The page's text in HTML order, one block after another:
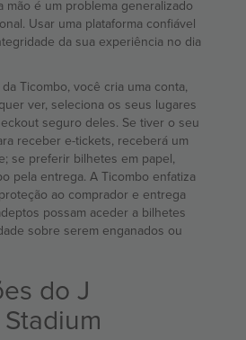
mão é um problema generalizado
Usar uma plataforma confiável
da sua experiência no dia
Ticombo, você cria uma conta,
ver, seleciona os seus lugares
seguro deles. Se tiver o seu
receber e-tickets, receberá um
se preferir bilhetes em papel,
pela entrega. A Ticombo enfatiza
ao comprador e entrega
possam aceder a bilhetes
sobre serem enganados ou
do J